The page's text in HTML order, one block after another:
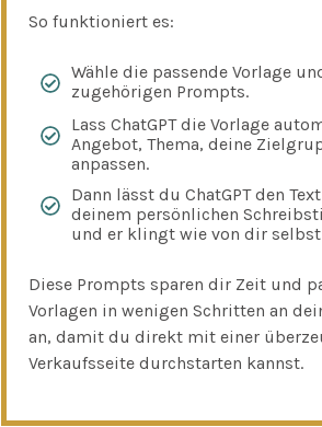
So funktioniert es:
Wähle die passende Vorlage
zugehörigen Prompts.
Lass ChatGPT die Vorlage
Angebot, Thema, deine
anpassen.
Dann lässt du ChatGPT den
deinem persönlichen
und er klingt wie von dir
Diese Prompts sparen dir Zeit und
Vorlagen in wenigen Schritten an
an, damit du direkt mit einer
Verkaufsseite durchstarten kannst.